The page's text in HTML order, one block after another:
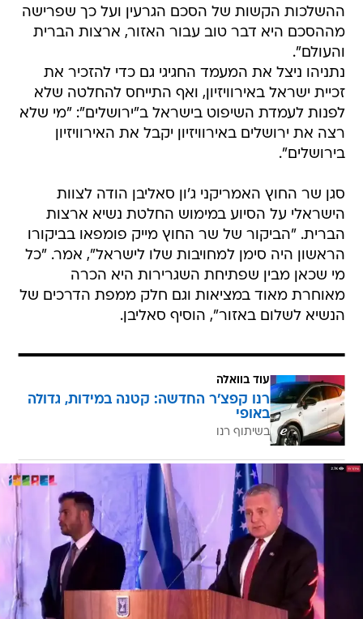
ההשלכות הקשות של הסכם הגרעין ועל כך שפרישה
מההסכם היא דבר טוב עבור האזור, ארצות הברית
והעולם".
נתניהו ניצל את המעמד החגיגי גם כדי להזכיר את
זכיית ישראל באירוויזיון, ואף התייחס להחלטה שלא
לפנות לעמדת השיפוט בישראל ב"ירושלים": "מי שלא
רצה את ירושלים באירוויזיון יקבל את האירוויזיון
בירושלים".
סגן שר החוץ האמריקני ג'ון סאליבן הודה לצוות
הישראלי על הסיוע במימוש החלטת נשיא ארצות
הברית. "הביקור של שר החוץ מייק פומפאו בביקורו
הראשון היה סימן למחויבות שלו לישראל", אמר. "כל
מי שכאן מבין שפתיחת השגרירות היא הכרה
מאוחרת מאוד במציאות וגם חלק ממפת הדרכים של
הנשיא לשלום באזור", הוסיף סאליבן.
עוד בוואלה
רנו קפצ'ר החדשה: קטנה במידות, גדולה
באופי
בשיתוף רנו